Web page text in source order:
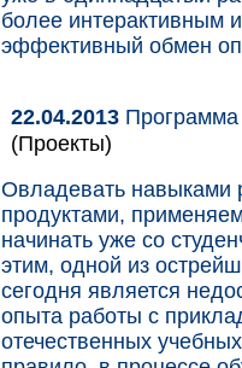
более интерактивным
эффективный обмен
22.04.2013
(Проекты)
Овладевать навыками
продуктами,
начинать уже со
этим, одной из
сегодня является
опыта работы с
отечественных